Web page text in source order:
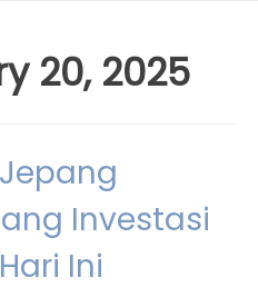
20, 2025
Investasi
Ini